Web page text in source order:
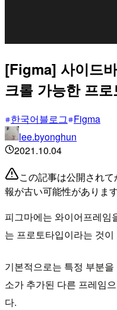
[Figma] 사이드
크롤 가능한 프로
한국어블로그 Figma
lee.byonghun
2021.10.04
この記事は公開され
報が古い可能性がありま
피그마에는 와이어프레임
는 프로토타입이라는 것이
기본적으로는 특정 부분
소가 추가된 다른 프레임
다.